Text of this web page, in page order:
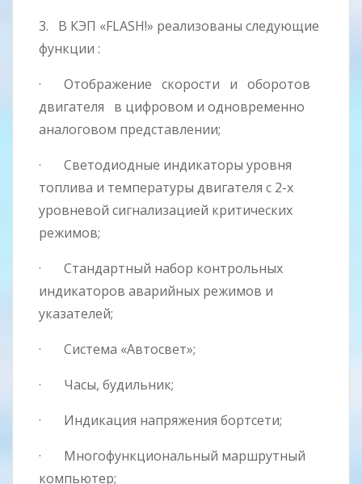
3. В КЭП «FLASH!» реализованы следующие
функции :
· Отображение скорости и оборотов
двигателя в цифровом и одновременно
аналоговом представлении;
· Светодиодные индикаторы уровня
топлива и температуры двигателя с 2-х
уровневой сигнализацией критических
режимов;
· Стандартный набор контрольных
индикаторов аварийных режимов и
указателей;
· Система «Автосвет»;
· Часы, будильник;
· Индикация напряжения бортсети;
· Многофункциональный маршрутный
компьютер;